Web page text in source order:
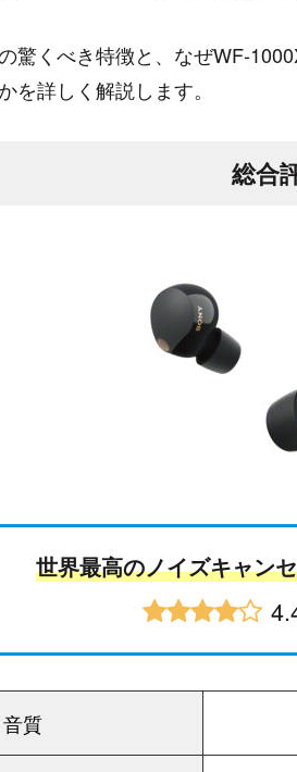
驚くべき特徴と、なぜWF-
を詳しく解説します。
総合
世界最高のノイズキャン
音質